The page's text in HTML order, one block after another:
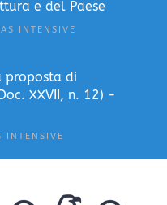
e del Paese
INTENSIVE
proposta di
XXVII, n. 12) -
INTENSIVE